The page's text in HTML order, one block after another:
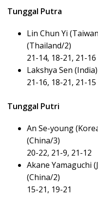
Tunggal Putra
Lin Chun Yi
(Thailand/2)
21-14, 18-21, 21-16
Lakshya Sen
21-16, 18-21, 21-15
Tunggal Putri
An Se-young
(China/3)
20-22, 21-9, 21-12
Akane Yamaguchi
(China/2)
15-21, 19-21